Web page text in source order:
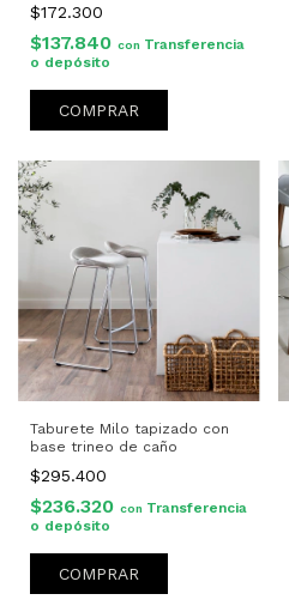
$172.300
$137.840 con Transferencia
o depósito
COMPRAR
Taburete Milo tapizado con
base trineo de caño
$295.400
$236.320 con Transferencia
o depósito
COMPRAR